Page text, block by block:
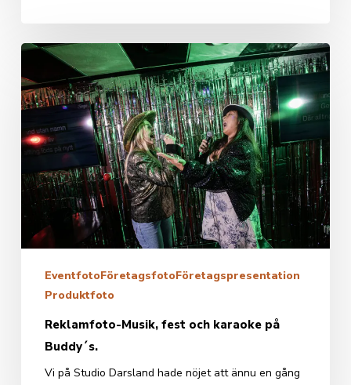
Reklamfoto-
fest
och
karaoke
på
Buddy
´s.
EventfotoFöretagsfotoFöretagspresentation
Produktfoto
Reklamfoto-Musik, fest och karaoke på
Buddy´s.
Vi på Studio Darsland hade nöjet att ännu en gång